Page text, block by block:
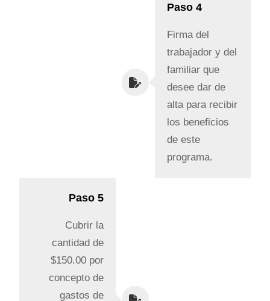
Paso 4
Firma del
trabajador y del
familiar que
desee dar de
alta para recibir
los beneficios
de este
programa.
Paso 5
Cubrir la
cantidad de
$150.00 por
concepto de
gastos de